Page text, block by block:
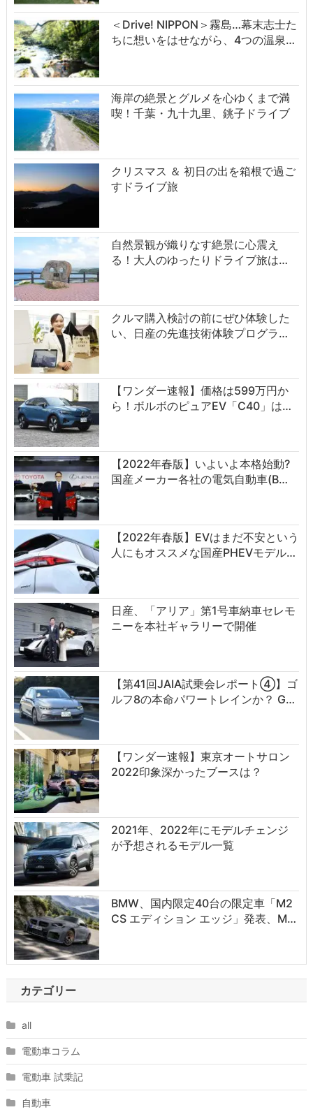
＜Drive! NIPPON＞霧島…幕末志士た
ちに想いをはせながら、4つの温泉…
海岸の絶景とグルメを心ゆくまで満
喫！千葉・九十九里、銚子ドライブ
クリスマス ＆ 初日の出を箱根で過ご
すドライブ旅
自然景観が織りなす絶景に心震え
る！大人のゆったりドライブ旅は…
クルマ購入検討の前にぜひ体験した
い、日産の先進技術体験プログラ…
【ワンダー速報】価格は599万円か
ら！ボルボのピュアEV「C40」は…
【2022年春版】いよいよ本格始動?
国産メーカー各社の電気自動車(B…
【2022年春版】EVはまだ不安という
人にもオススメな国産PHEVモデル…
日産、「アリア」第1号車納車セレモ
ニーを本社ギャラリーで開催
【第41回JAIA試乗会レポート④】ゴ
ルフ8の本命パワートレインか？ G…
【ワンダー速報】東京オートサロン
2022印象深かったブースは？
2021年、2022年にモデルチェンジ
が予想されるモデル一覧
BMW、国内限定40台の限定車「M2
CS エディション エッジ」発表、M…
カテゴリー
all
電動車コラム
電動車 試乗記
自動車